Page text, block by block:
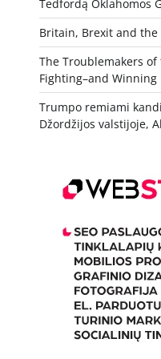
Tedfordą Oklahomos
Britain, Brexit and
The Troublemakers
Fighting–and Winning
Trumpo remiami
Džordžijos valstijoje,